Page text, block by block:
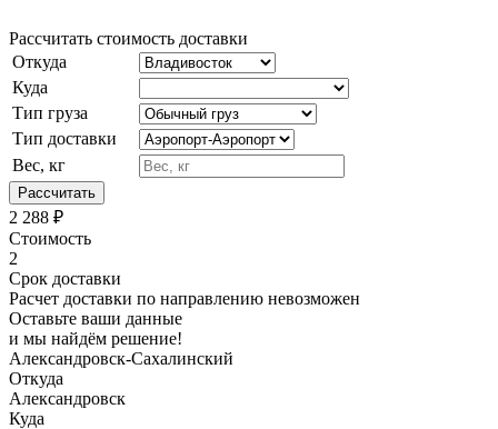
Рассчитать стоимость доставки
Откуда
Куда
Тип груза
Тип доставки
Вес, кг
Рассчитать
2 288 ₽
Стоимость
2
Срок доставки
Расчет доставки по направлению невозможен
Оставьте ваши данные
и мы найдём решение!
Александровск-Сахалинский
Откуда
Александровск
Куда